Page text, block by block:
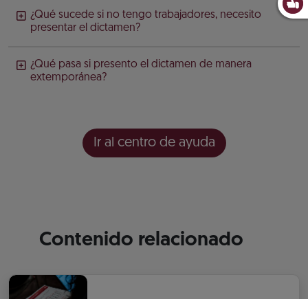
¿Qué sucede si no tengo trabajadores, necesito
presentar el dictamen?
¿Qué pasa si presento el dictamen de manera
extemporánea?
Ir al centro de ayuda
Contenido relacionado